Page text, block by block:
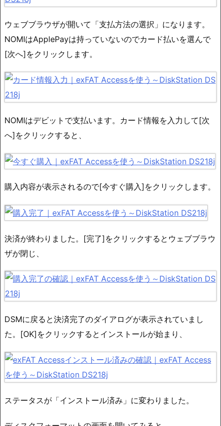
ウェブブラウザが開いて「支払方法の選択」になります。
NOMIはApplePayは持っていないのでカード払いを選んで
[次へ]をクリックします。
NOMIはデビットで支払います。カード情報を入力して[次
へ]をクリックすると、
購入内容が表示されるので[今すぐ購入]をクリックします。
決済が終わりました。[完了]をクリックするとウェブブラウ
ザが閉じ、
DSMに戻ると決済完了のダイアログが表示されていまし
た。[OK]をクリックするとインストールが始まり、
ステータスが「インストール済み」に変わりました。